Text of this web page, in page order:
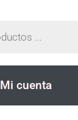
Mi cuenta